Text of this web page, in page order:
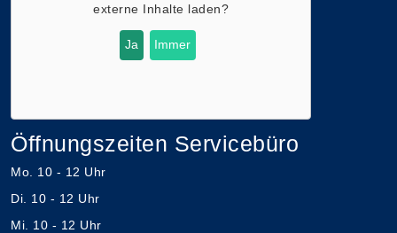
externe Inhalte laden?
Ja Immer
Öffnungszeiten Servicebüro
Mo. 10 - 12 Uhr
Di. 10 - 12 Uhr
Mi. 10 - 12 Uhr